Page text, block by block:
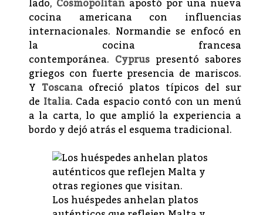
cocina americana con influencias
internacionales. Normandie se enfocó en
la cocina francesa
contemporánea. Cyprus presentó sabores
griegos con fuerte presencia de mariscos.
Y Toscana ofreció platos típicos del sur
de Italia. Cada espacio contó con un menú
a la carta, lo que amplió la experiencia a
bordo y dejó atrás el esquema tradicional.
Los huéspedes anhelan platos